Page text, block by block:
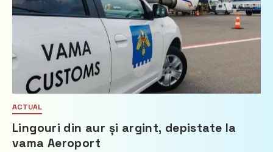
ACTUAL
Lingouri din aur și argint, depistate la
vama Aeroport